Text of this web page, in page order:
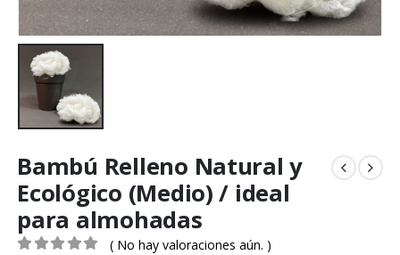
Bambú Relleno Natural y
Ecológico (Medio) / ideal
para almohadas
( No hay valoraciones aún. )